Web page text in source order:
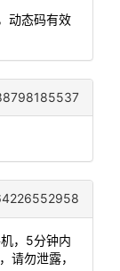
动态码有效
，5分钟内
请勿泄露，